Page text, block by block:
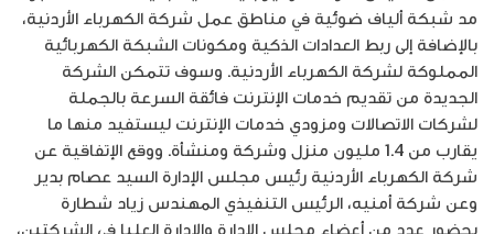
مد شبكة ألياف ضوئية في مناطق عمل شركة الكهرباء الأردنية،
بالإضافة إلى ربط العدادات الذكية ومكونات الشبكة الكهربائية
المملوكة لشركة الكهرباء الأردنية. وسوف تتمكن الشركة
الجديدة من تقديم خدمات الإنترنت فائقة السرعة بالجملة
لشركات الاتصالات ومزودي خدمات الإنترنت ليستفيد منها ما
يقارب من 1.4 مليون منزل وشركة ومنشأة. ووقع الإتفاقية عن
شركة الكهرباء الأردنية رئيس مجلس الإدارة السيد عصام بدير
وعن شركة أمنيه، الرئيس التنفيذي المهندس زياد شطارة
بحضور عدد من أعضاء مجلس الإدارة والإدارة العليا في الشركتين،